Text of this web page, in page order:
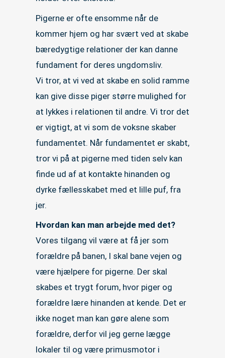
Pigerne er ofte ensomme når de
kommer hjem og har svært ved at skabe
bæredygtige relationer der kan danne
fundament for deres ungdomsliv.
Vi tror, at vi ved at skabe en solid ramme
kan give disse piger større mulighed for
at lykkes i relationen til andre. Vi tror det
er vigtigt, at vi som de voksne skaber
fundamentet. Når fundamentet er skabt,
tror vi på at pigerne med tiden selv kan
finde ud af at kontakte hinanden og
dyrke fællesskabet med et lille puf, fra
jer.
Hvordan kan man arbejde med det?
Vores tilgang vil være at få jer som
forældre på banen, I skal bane vejen og
være hjælpere for pigerne. Der skal
skabes et trygt forum, hvor piger og
forældre lære hinanden at kende. Det er
ikke noget man kan gøre alene som
forældre, derfor vil jeg gerne lægge
lokaler til og være primusmotor i